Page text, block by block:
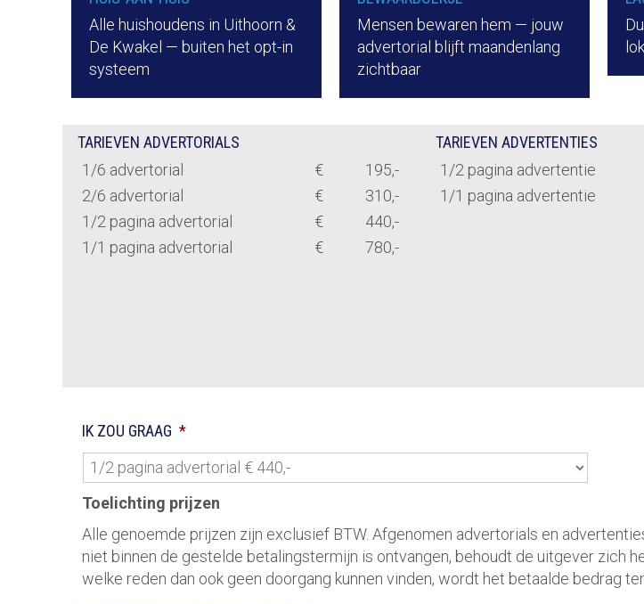
Alle huishoudens in Uithoorn &
De Kwakel — buiten het opt-in
systeem
Mensen bewaren hem — jouw
advertorial blijft maandenlang
zichtbaar
TARIEVEN ADVERTORIALS
1/6 advertorial
€
195,-
2/6 advertorial
€
310,-
1/2 pagina advertorial
€
440,-
1/1 pagina advertorial
€ 780,-
TARIEVEN ADVERTENTIES
1/2 pagina advertentie
1/1 pagina advertentie
IK ZOU GRAAG *
Toelichting prijzen
Alle genoemde prijzen zijn exclusief BTW. Afgenomen advertorials en
niet binnen de gestelde betalingstermijn is ontvangen, behoudt de uitgever zich
welke reden dan ook geen doorgang kunnen vinden, wordt het betaalde bedrag